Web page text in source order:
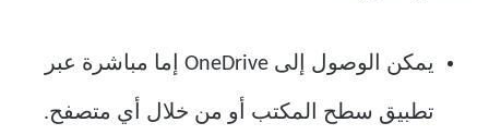
يمكن الوصول إلى OneDrive إما مباشرة عبر
تطبيق سطح المكتب أو من خلال أي متصفح.